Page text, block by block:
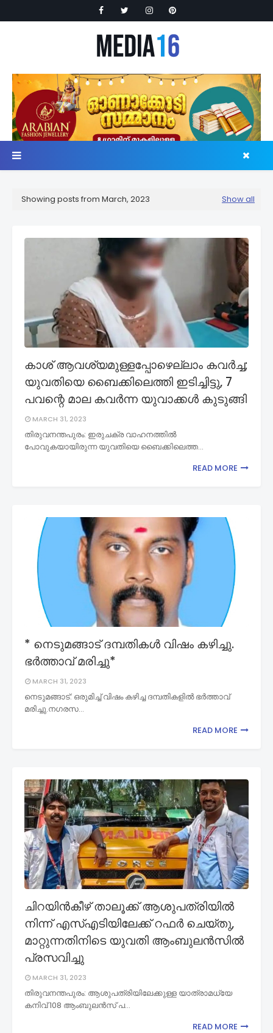
Showing posts from March, 2023 Show all
കാശ് ആവശ്യമുള്ളപ്പോഴെല്ലാം കവർച്ച;
യുവതിയെ ബൈക്കിലെത്തി ഇടിച്ചിട്ടു, 7
പവന്റെ മാല കവർന്ന യുവാക്കൾ കുടുങ്ങി
MARCH 31, 2023
തിരുവനന്തപുരം: ഇരുചക്ര വാഹനത്തിൽ
പോവുകയായിരുന്ന യുവതിയെ ബൈക്കിലെത്ത…
READ MORE
* നെടുമങ്ങാട് ദമ്പതികൾ വിഷം കഴിച്ചു.
ഭർത്താവ് മരിച്ചു*
MARCH 31, 2023
നെടുമങ്ങാട്: ഒരുമിച്ച് വിഷം കഴിച്ച ദമ്പതികളിൽ ഭർത്താവ്
മരിച്ചു.നഗരസ…
READ MORE
ചിറയിൻകീഴ് താലൂക്ക് ആശുപത്രിയിൽ
നിന്ന് എസ്എടിയിലേക്ക് റഫര്‍ ചെയ്തു,
മാറ്റുന്നതിനിടെ യുവതി ആംബുലൻസിൽ
പ്രസവിച്ചു
MARCH 31, 2023
തിരുവനന്തപുരം: ആശുപത്രിയിലേക്കുള്ള യാത്രാമധ്യേ
കനിവ് 108 ആംബുലൻസ് പ…
READ MORE